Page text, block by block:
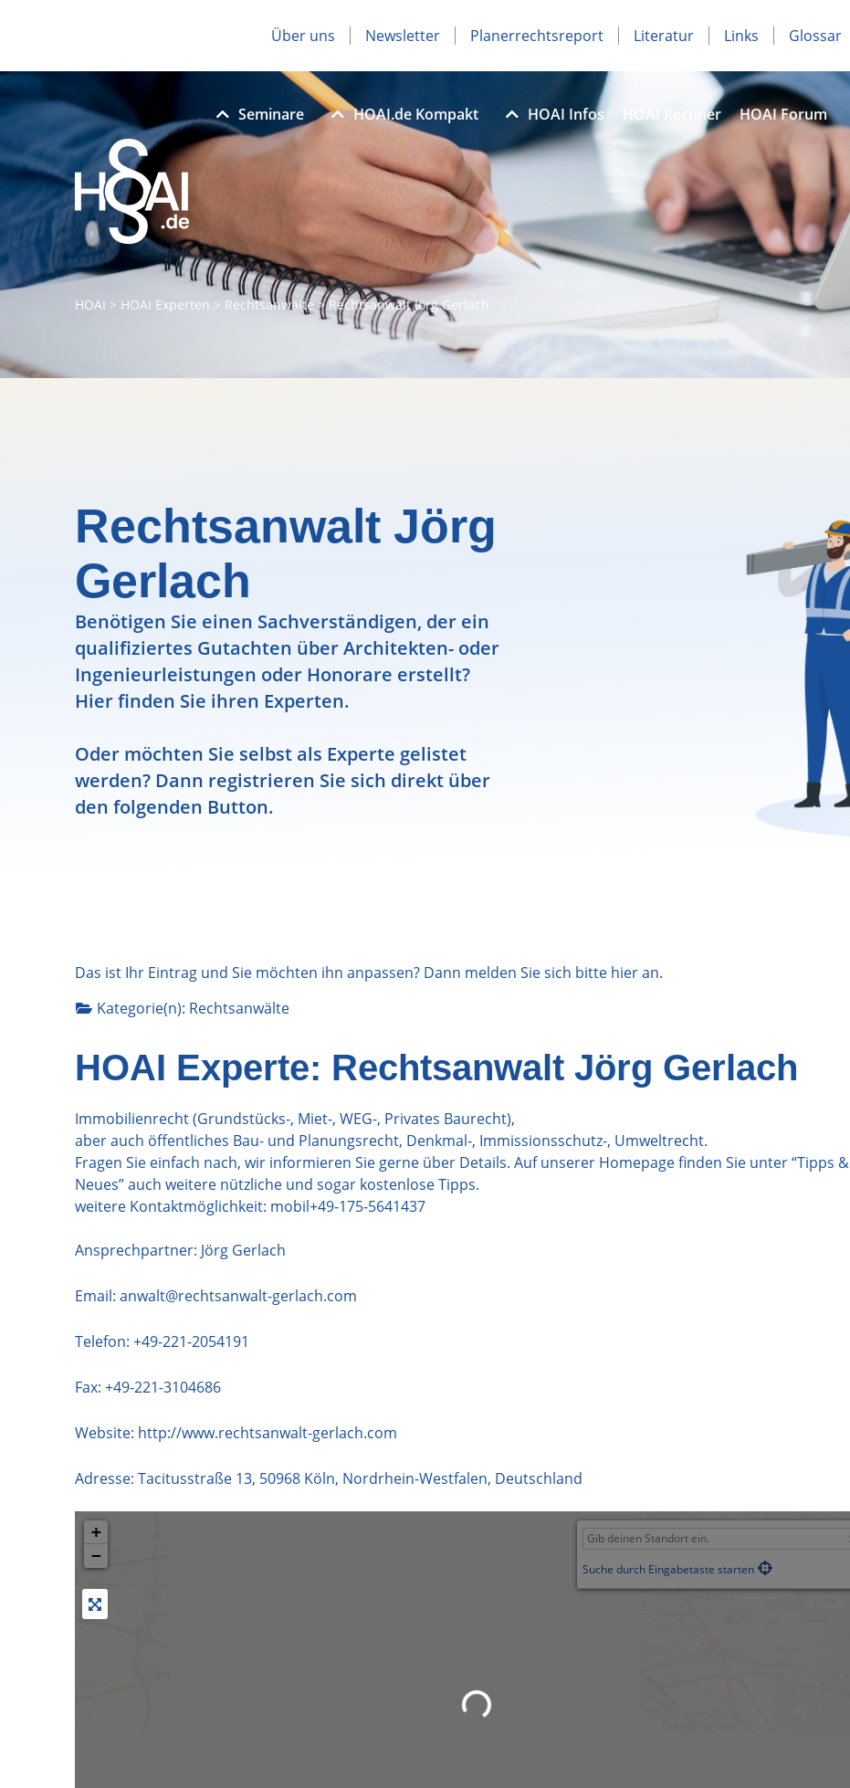
Über uns Newsletter Planerrechtsreport Literatur Links Glossar
Seminare HOAI.de Kompakt HOAI Infos HOAI Rechner HOAI Forum
HOAI > HOAI Experten > Rechtsanwälte >Rechtsanwalt Jörg Gerlach
Rechtsanwalt Jörg
Gerlach
Benötigen Sie einen Sachverständigen, der ein
qualifiziertes Gutachten über Architekten- oder
Ingenieurleistungen oder Honorare erstellt?
Hier finden Sie ihren Experten.
Oder möchten Sie selbst als Experte gelistet
werden? Dann registrieren Sie sich direkt über
den folgenden Button.
Das ist Ihr Eintrag und Sie möchten ihn anpassen? Dann melden Sie sich bitte hieran.
Kategorie(n): Rechtsanwälte
HOAI Experte: Rechtsanwalt Jörg Gerlach
Immobilienrecht (Grundstücks-, Miet-, WEG-, Privates Baurecht),
aber auch öffentliches Bau- und Planungsrecht, Denkmal-, Immissionsschutz-, Umweltrecht.
Fragen Sie einfach nach, wir informieren Sie gerne über Details. Auf unserer Homepage finden Sie unter “Tipps &
Neues” auch weitere nützliche und sogar kostenlose Tipps.
weitere Kontaktmöglichkeit: mobil+49-175-5641437
Ansprechpartner: Jörg Gerlach
Email: anwalt@rechtsanwalt-gerlach.com
Telefon: +49-221-2054191
Fax: +49-221-3104686
Website: http://www.rechtsanwalt-gerlach.com
Adresse: Tacitusstraße 13, 50968 Köln, Nordrhein-Westfalen, Deutschland
+
−
Suche durch Eingabetaste starten